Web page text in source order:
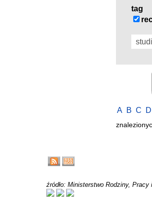
tag
A B C D
źródło: Ministerstwo Rodziny, Pracy